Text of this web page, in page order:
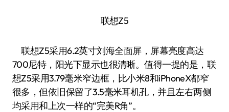
联想Z5
联想Z5采用6.2英寸刘海全面屏，屏幕亮度高达
700尼特，阳光下显示也很清晰。值得一提的是，联
想Z5采用3.79毫米窄边框，比小米8和iPhoneX都窄
很多，但依旧保留了3.5毫米耳机孔，并且左右两侧
均采用和上次一样的“完美R角”。